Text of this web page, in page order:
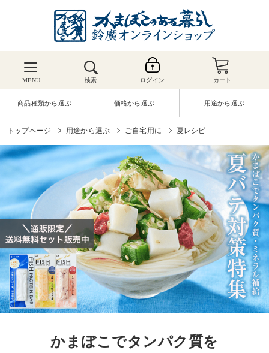
MENU 検索 ログイン カート
商品種類から選ぶ 価格から選ぶ 用途から選ぶ
トップページ 用途から選ぶ ご自宅用に 夏レシピ
かまぼこでタンパク質を